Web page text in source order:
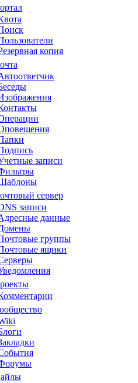
копия
записи
сервер
записи
данные
группы
ящики